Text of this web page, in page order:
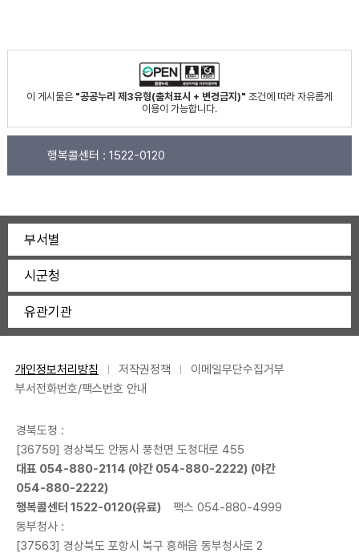
이 게시물은 "공공누리 제3유형(출처표시 + 변경금지)" 조건에 따라 자유롭게
이용이 가능합니다.
행복콜센터 : 1522-0120
부서별
시군청
유관기관
개인정보처리방침 저작권정책
이메일무단수집거부
부서전화번호/팩스번호 안내
경북도청 :
[36759] 경상북도 안동시 풍천면 도청대로 455
대표 054-880-2114 (야간 054-880-2222) (야간
054-880-2222)
행복콜센터 1522-0120(유료)
팩스 054-880-4999
동부청사 :
[37563] 경상북도 포항시 북구 흥해읍 동부청사로 2